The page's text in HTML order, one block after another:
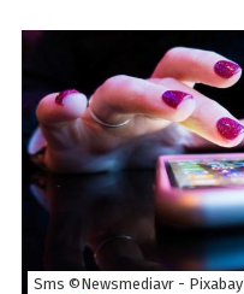
Sms ©Newsmediavr - Pixabay